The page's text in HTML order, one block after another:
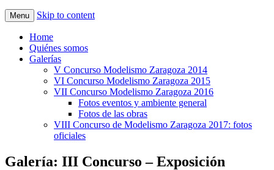
Menu Skip to content
Home
Quiénes somos
Galerías
V Concurso Modelismo Zaragoza 2014
VI Concurso Modelismo Zaragoza 2015
VII Concurso Modelismo Zaragoza 2016
Fotos eventos y ambiente general
Fotos de las obras
VIII Concurso de Modelismo Zaragoza 2017: fotos
oficiales
Galería: III Concurso – Exposición